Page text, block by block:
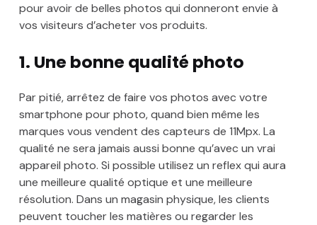
pour avoir de belles photos qui donneront envie à
vos visiteurs d’acheter vos produits.
1. Une bonne qualité photo
Par pitié, arrêtez de faire vos photos avec votre
smartphone pour photo, quand bien même les
marques vous vendent des capteurs de 11Mpx. La
qualité ne sera jamais aussi bonne qu’avec un vrai
appareil photo. Si possible utilisez un reflex qui aura
une meilleure qualité optique et une meilleure
résolution. Dans un magasin physique, les clients
peuvent toucher les matières ou regarder les